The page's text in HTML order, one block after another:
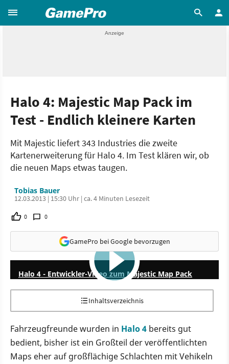
Halo 4: Majestic Map Pack im
Test - Endlich kleinere Karten
Mit Majestic liefert 343 Industries die zweite
Kartenerweiterung für Halo 4. Im Test klären wir, ob
die neuen Maps etwas taugen.
Tobias Bauer
12.03.2013 | 15:30 Uhr | ca. 4 Minuten Lesezeit
0 0
GamePro bei Google bevorzugen
3:48
Halo 4 - Entwickler-Video zum Majestic Map Pack
Inhaltsverzeichnis
Fahrzeugfreunde wurden in Halo 4 bereits gut
bedient, bisher ist ein Großteil der veröffentlichten
Maps eher auf großflächige Schlachten mit Vehikeln